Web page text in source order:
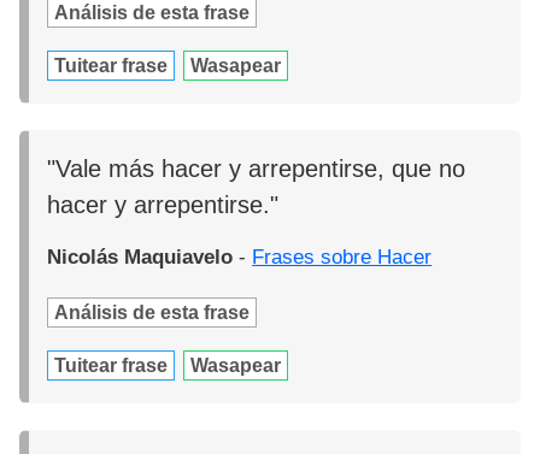
Análisis de esta frase
Tuitear frase Wasapear
"Vale más hacer y arrepentirse, que no
hacer y arrepentirse."
Nicolás Maquiavelo - Frases sobre Hacer
Análisis de esta frase
Tuitear frase Wasapear